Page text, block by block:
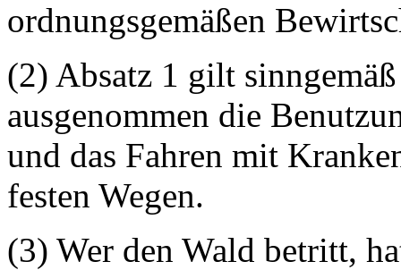
ordnungsgemäßen
(2) Absatz 1 gilt
ausgenommen die
und das Fahren mit
festen Wegen.
(3) Wer den Wald betritt,